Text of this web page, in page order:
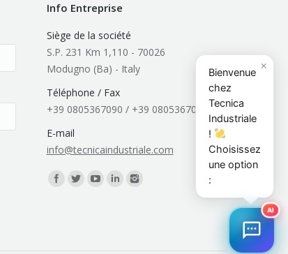
Info Entreprise
Siège de la société
S.P. 231 Km 1,110 - 70026
Modugno (Ba) - Italy
Téléphone / Fax
+39 0805367090 / +39 0805367091
E-mail
info@tecnicaindustriale.com
Trouvez nous sur :
×
Bienvenue
chez
Tecnica
Industriale
!
Choisissez
une option
:
AI